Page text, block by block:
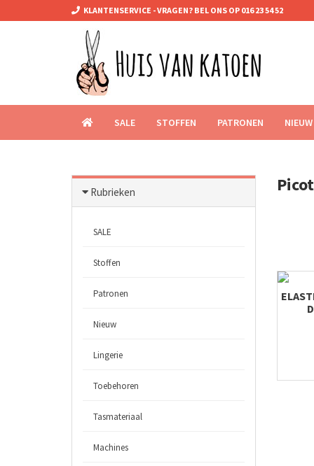
KLANTENSERVICE - VRAGEN? BEL ONS OP 016 23 54 52
SALE STOFFEN PATRONEN NIEUW
Rubrieken
SALE
Stoffen
Patronen
Nieuw
Lingerie
Toebehoren
Tasmateriaal
Machines
Picot